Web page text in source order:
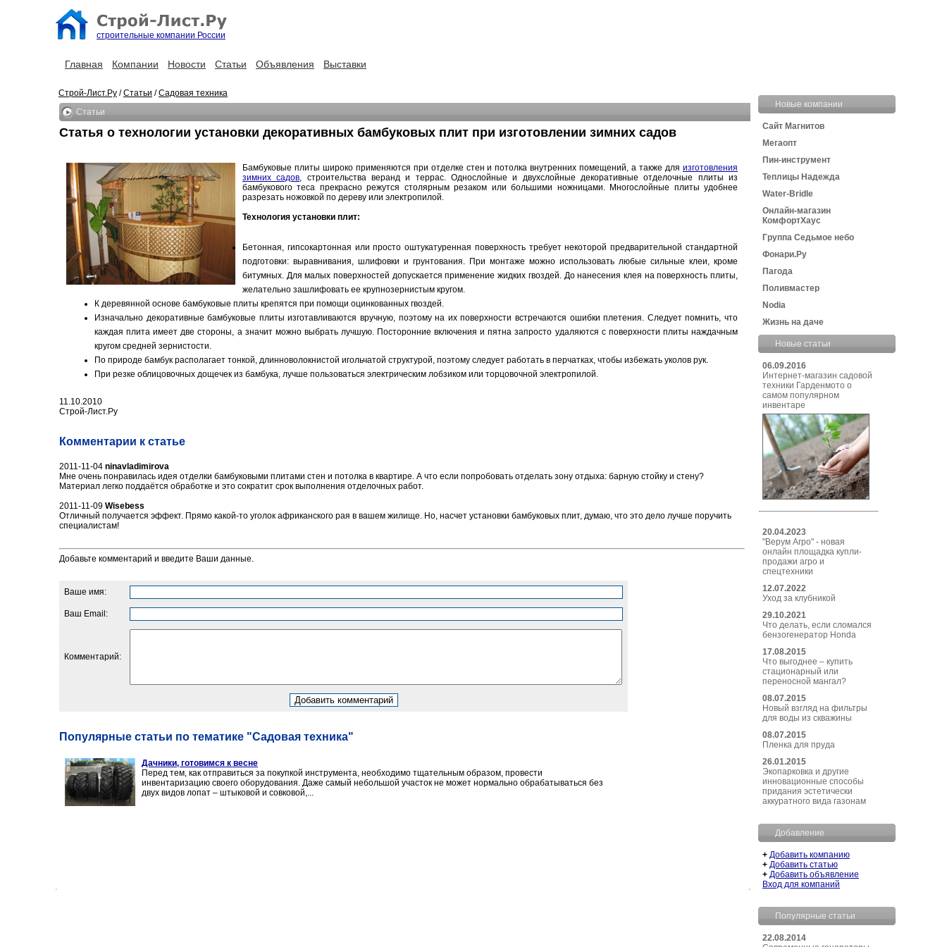
строительные компании России
Главная Компании Новости Статьи Объявления Выставки
Строй-Лист.Ру /Статьи /Садовая техника
Статьи
Статья о технологии установки декоративных бамбуковых плит при изготовлении зимних садов
Бамбуковые плиты широко применяются при отделке стен и потолка внутренних помещений, а также для изготовления
зимних садов, строительства веранд и террас. Однослойные и двухслойные декоративные отделочные плиты из
бамбукового теса прекрасно режутся столярным резаком или большими ножницами. Многослойные плиты удобнее
разрезать ножовкой по дереву или электропилой.
Технология установки плит:
Бетонная, гипсокартонная или просто оштукатуренная поверхность требует некоторой предварительной стандартной
подготовки: выравнивания, шлифовки и грунтования. При монтаже можно использовать любые сильные клеи, кроме
битумных. Для малых поверхностей допускается применение жидких гвоздей. До нанесения клея на поверхность плиты,
желательно зашлифовать ее крупнозернистым кругом.
К деревянной основе бамбуковые плиты крепятся при помощи оцинкованных гвоздей.
Изначально декоративные бамбуковые плиты изготавливаются вручную, поэтому на их поверхности встречаются ошибки плетения. Следует помнить, что
каждая плита имеет две стороны, а значит можно выбрать лучшую. Посторонние включения и пятна запросто удаляются с поверхности плиты наждачным
кругом средней зернистости.
По природе бамбук располагает тонкой, длинноволокнистой игольчатой структурой, поэтому следует работать в перчатках, чтобы избежать уколов рук.
При резке облицовочных дощечек из бамбука, лучше пользоваться электрическим лобзиком или торцовочной электропилой.
11.10.2010
Строй-Лист.Ру
Комментарии к статье
2011-11-04 ninavladimirova
Мне очень понравилась идея отделки бамбуковыми плитами стен и потолка в квартире. А что если попробовать отделать зону отдыха: барную стойку и стену?
Материал легко поддаётся обработке и это сократит срок выполнения отделочных работ.
2011-11-09 Wisebess
Отличный получается эффект. Прямо какой-то уголок африканского рая в вашем жилище. Но, насчет установки бамбуковых плит, думаю, что это дело лучше поручить
специалистам!
Добавьте комментарий и введите Ваши данные.
Ваше имя:
Ваш Email:
Комментарий:
Популярные статьи по тематике "Садовая техника"
Дачники, готовимся к весне
Перед тем, как отправиться за покупкой инструмента, необходимо тщательным образом, провести
инвентаризацию своего оборудования. Даже самый небольшой участок не может нормально обрабатываться без
двух видов лопат – штыковой и совковой,...
Новые компании
Сайт Магнитов
Мегаопт
Пин-инструмент
Теплицы Надежда
Water-Bridle
Онлайн-магазин
КомфортХаус
Группа Седьмое небо
Фонари.Ру
Пагода
Поливмастер
Nodia
Жизнь на даче
Новые статьи
06.09.2016
Интернет-магазин садовой
техники Гарденмото о
самом популярном
инвентаре
20.04.2023
"Верум Агро" - новая
онлайн площадка купли-
продажи агро и
спецтехники
12.07.2022
Уход за клубникой
29.10.2021
Что делать, если сломался
бензогенератор Honda
17.08.2015
Что выгоднее – купить
стационарный или
переносной мангал?
08.07.2015
Новый взгляд на фильтры
для воды из скважины
08.07.2015
Пленка для пруда
26.01.2015
Экопарковка и другие
инновационные способы
придания эстетически
аккуратного вида газонам
Добавление
+ Добавить компанию
+ Добавить статью
+ Добавить объявление
Вход для компаний
Популярные статьи
22.08.2014